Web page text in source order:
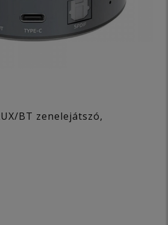
BT zenelejátszó,